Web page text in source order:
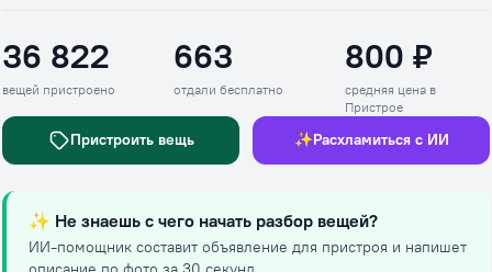
Вещей пристроено
36 822
вещей пристроено
Отдали бесплатно
663
отдали бесплатно
Средняя цена в
800 ₽
средняя цена в
Пристрое
Пристроить вещь ✨Расхламиться с ИИ
✨ Не знаешь с чего начать разбор вещей?
ИИ-помощник составит объявление для пристроя и напишет